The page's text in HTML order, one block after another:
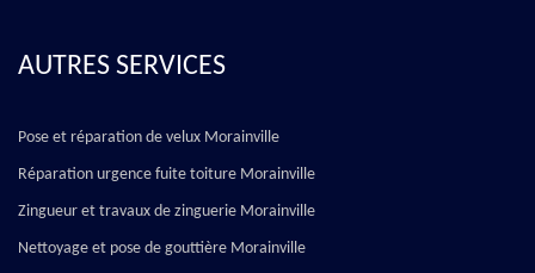
AUTRES SERVICES
Pose et réparation de velux Morainville
Réparation urgence fuite toiture Morainville
Zingueur et travaux de zinguerie Morainville
Nettoyage et pose de gouttière Morainville